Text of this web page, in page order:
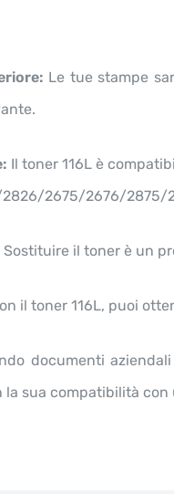
Le tue stampe
Il toner 116L è
2675/2676/2875/
Sostituire il toner è un
il toner 116L, puoi
documenti
la sua compatibilità